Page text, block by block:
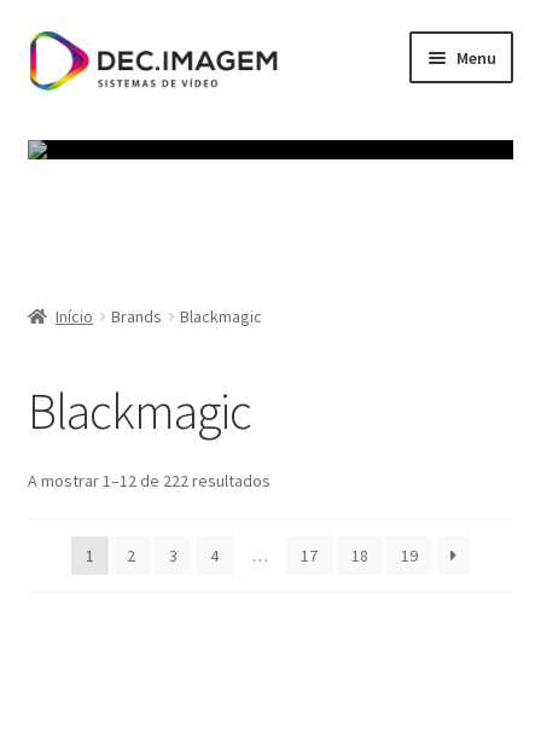
Ir
para
navegação
Saltar
para
conteúdo
Menu
Carrinho
Início Brands Blackmagic
Blackmagic
A mostrar 1–12 de 222 resultados
1 2 3 4 … 17 18 19